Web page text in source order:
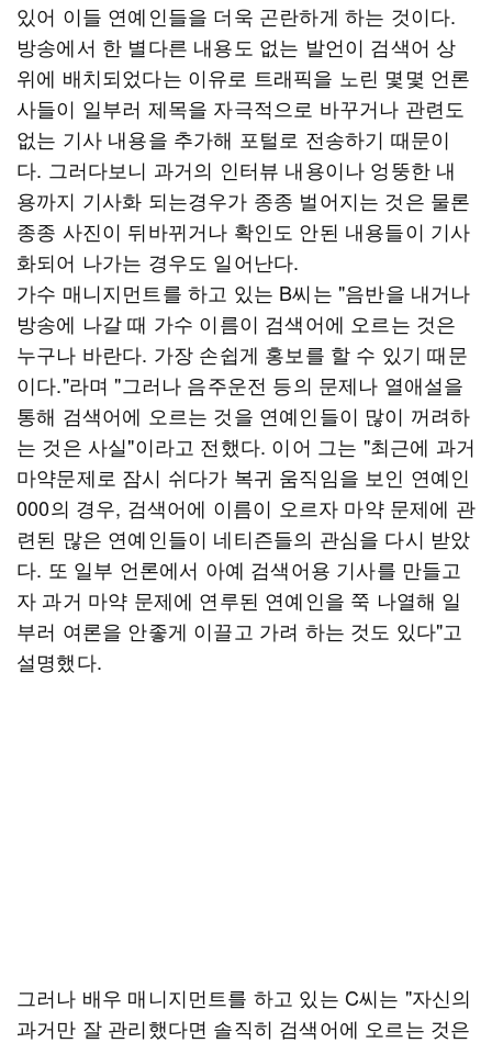
있어 이들 연예인들을 더욱 곤란하게 하는 것이다.
방송에서 한 별다른 내용도 없는 발언이 검색어 상
위에 배치되었다는 이유로 트래픽을 노린 몇몇 언론
사들이 일부러 제목을 자극적으로 바꾸거나 관련도
없는 기사 내용을 추가해 포털로 전송하기 때문이
다. 그러다보니 과거의 인터뷰 내용이나 엉뚱한 내
용까지 기사화 되는경우가 종종 벌어지는 것은 물론
종종 사진이 뒤바뀌거나 확인도 안된 내용들이 기사
화되어 나가는 경우도 일어난다.
가수 매니지먼트를 하고 있는 B씨는 "음반을 내거나
방송에 나갈 때 가수 이름이 검색어에 오르는 것은
누구나 바란다. 가장 손쉽게 홍보를 할 수 있기 때문
이다."라며 "그러나 음주운전 등의 문제나 열애설을
통해 검색어에 오르는 것을 연예인들이 많이 꺼려하
는 것은 사실"이라고 전했다. 이어 그는 "최근에 과거
마약문제로 잠시 쉬다가 복귀 움직임을 보인 연예인
000의 경우, 검색어에 이름이 오르자 마약 문제에 관
련된 많은 연예인들이 네티즌들의 관심을 다시 받았
다. 또 일부 언론에서 아예 검색어용 기사를 만들고
자 과거 마약 문제에 연루된 연예인을 쭉 나열해 일
부러 여론을 안좋게 이끌고 가려 하는 것도 있다"고
설명했다.
그러나 배우 매니지먼트를 하고 있는 C씨는 "자신의
과거만 잘 관리했다면 솔직히 검색어에 오르는 것은